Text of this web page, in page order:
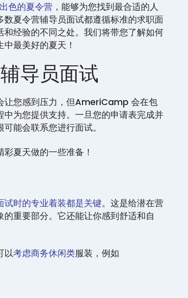
色的夏令营 ，能够为您找到最合适的人
夏令营辅导员面试都遵循标准的求职面
经验的不同之处。我们将带您了解如何
最美好的夏天！
导员面试
让您感到压力，但AmeriCamp 会在包
为您提供支持。一旦您的申请表完成并
能会联系您进行面试。
夏天做的一些准备！
试时的专业着装都是关键。这是给潜在营
重要部分。它还能让你感到舒适和自
以考虑商务休闲类服装，例如